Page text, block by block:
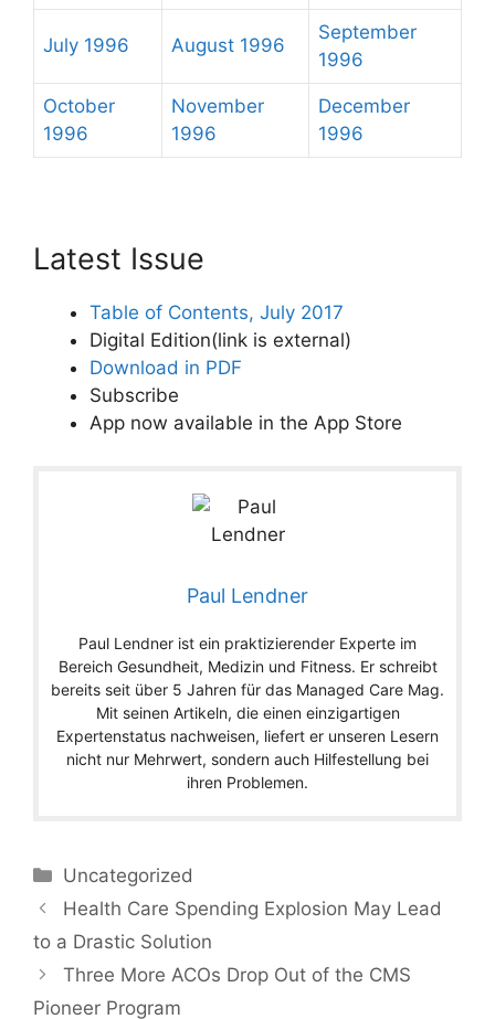
July 1996 August 1996
September
1996
October
1996
November
1996
December
1996
Latest Issue
Table of Contents, July 2017
Digital Edition(link is external)
Download in PDF
Subscribe
App now available in the App Store
Paul Lendner
Paul Lendner ist ein praktizierender Experte im
Bereich Gesundheit, Medizin und Fitness. Er schreibt
bereits seit über 5 Jahren für das Managed Care Mag.
Mit seinen Artikeln, die einen einzigartigen
Expertenstatus nachweisen, liefert er unseren Lesern
nicht nur Mehrwert, sondern auch Hilfestellung bei
ihren Problemen.
Categories
Uncategorized
Health Care Spending Explosion May Lead
to a Drastic Solution
Three More ACOs Drop Out of the CMS
Pioneer Program